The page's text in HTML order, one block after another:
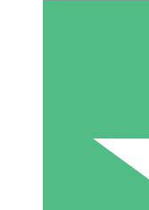
Betaal per gebruik